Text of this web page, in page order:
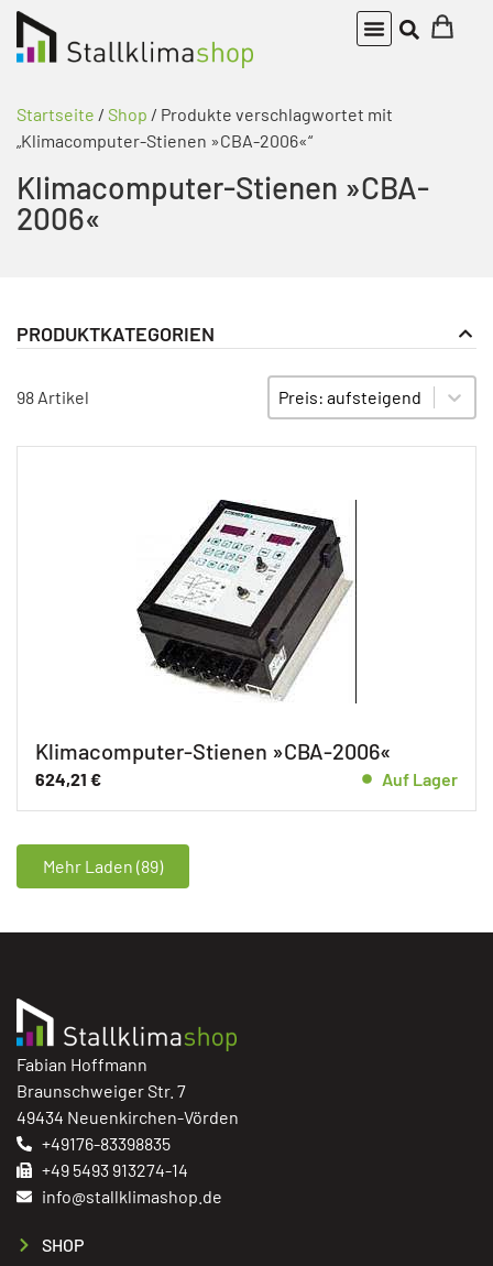
Startseite / Shop / Produkte verschlagwortet mit
„Klimacomputer-Stienen »CBA-2006«“
Klimacomputer-Stienen »CBA-
2006«
PRODUKTKATEGORIEN
98 Artikel
SORTIEREN
Sort content
Klimacomputer-Stienen »CBA-2006«
624,21 € Auf Lager
Mehr Laden (89)
Fabian Hoffmann
Braunschweiger Str. 7
49434 Neuenkirchen-Vörden
+49176-83398835
+49 5493 913274-14
info@stallklimashop.de
SHOP